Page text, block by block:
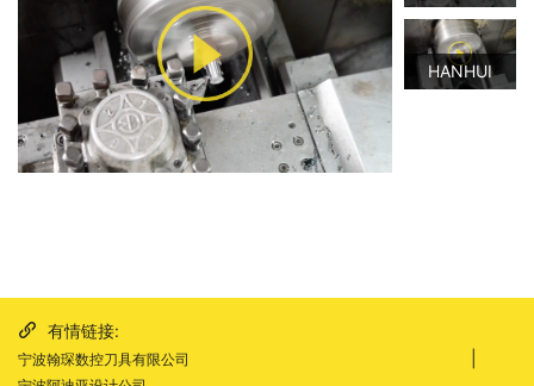
INSERTS
HANHUI
有情链接:
宁波翰琛数控刀具有限公司